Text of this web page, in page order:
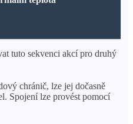
tuto sekvenci akcí pro druhý
chránič, lze jej dočasně
Spojení lze provést pomocí